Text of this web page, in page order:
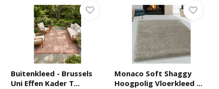
Buitenkleed - Brussels
Uni Effen Kader T...
Monaco Soft Shaggy
Hoogpolig Vloerkleed ...